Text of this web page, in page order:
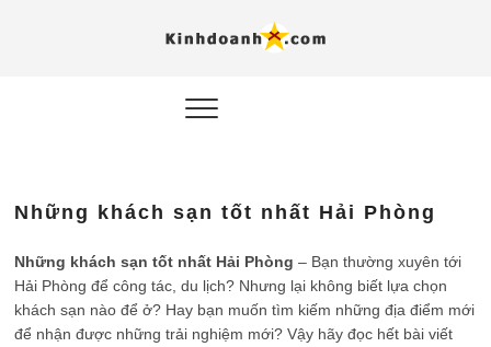
Những khách sạn tốt nhất Hải Phòng
Những khách sạn tốt nhất Hải Phòng – Bạn thường xuyên tới
Hải Phòng để công tác, du lịch? Nhưng lại không biết lựa chọn
khách sạn nào để ở? Hay bạn muốn tìm kiếm những địa điểm mới
để nhận được những trải nghiệm mới? Vậy hãy đọc hết bài viết